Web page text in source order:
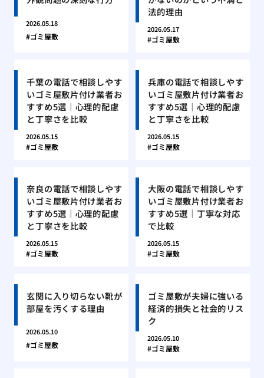
2026.05.18
ゴミ屋敷
法的理由
2026.05.17
ゴミ屋敷
千葉の電話で相談しやす
いゴミ屋敷片付け業者お
すすめ5選｜心理的配慮
と丁寧さを比較
2026.05.15
ゴミ屋敷
兵庫の電話で相談しやす
いゴミ屋敷片付け業者お
すすめ5選｜心理的配慮
と丁寧さを比較
2026.05.15
ゴミ屋敷
奈良の電話で相談しやす
いゴミ屋敷片付け業者お
すすめ5選｜心理的配慮
と丁寧さを比較
2026.05.15
ゴミ屋敷
大阪の電話で相談しやす
いゴミ屋敷片付け業者お
すすめ5選｜丁寧な対応
で比較
2026.05.15
ゴミ屋敷
玄関に入り切らない靴が
部屋を汚くする理由
2026.05.10
ゴミ屋敷
ゴミ屋敷が夫婦に強いる
経済的損失と社会的リス
ク
2026.05.10
ゴミ屋敷